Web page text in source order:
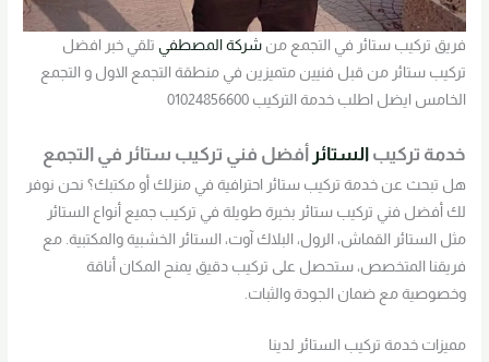
فريق تركيب ستائر في التجمع منشركة المصطفي تلقي خبر افضل
تركيب ستائر من قبل فنيين متميزين في منطقة التجمع الاول و التجمع
الخامس ايضل اطلب خدمة التركيب 01024856600
خدمة تركيب الستائر أفضل فني تركيب ستائر في التجمع
هل تبحث عن خدمة تركيب ستائر احترافية في منزلك أو مكتبك؟ نحن نوفر
لك أفضل فني تركيب ستائر بخبرة طويلة في تركيب جميع أنواع الستائر
مثل الستائر القماش، الرول، البلاك آوت، الستائر الخشبية والمكتبية. مع
فريقنا المتخصص، ستحصل على تركيب دقيق يمنح المكان أناقة
وخصوصية مع ضمان الجودة والثبات.
مميزات خدمة تركيب الستائر لدينا